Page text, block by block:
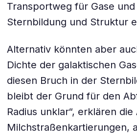
Transportweg für Gase
Sternbildung und Struktur
Alternativ könnten aber
Dichte der galaktischen
diesen Bruch in der
bleibt der Grund für den
Radius unklar“, erklären
Milchstraßenkartierungen,